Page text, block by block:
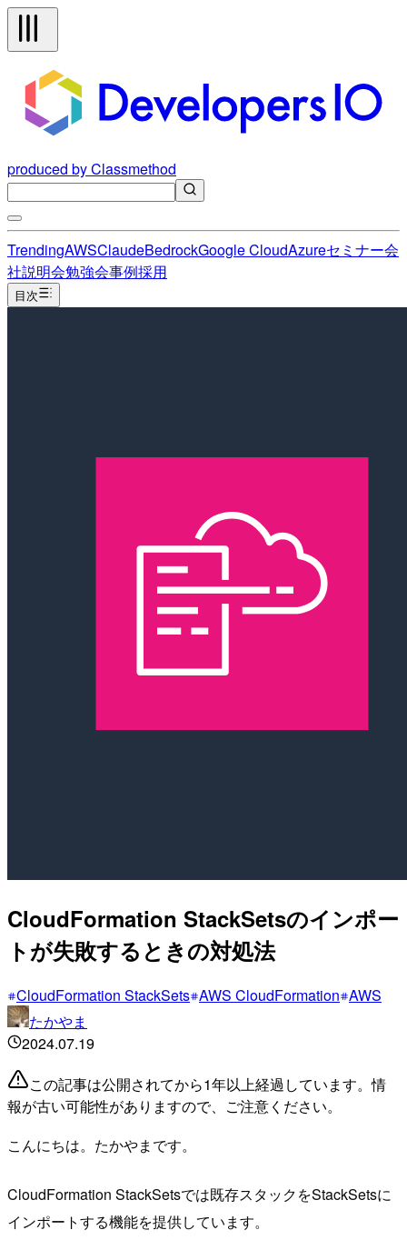
produced by Classmethod
TrendingAWSClaudeBedrockGoogle CloudAzureセミナー会
社説明会勉強会事例採用
目次
CloudFormation StackSetsのインポー
トが失敗するときの対処法
CloudFormation StackSets AWS CloudFormation AWS
たかやま
2024.07.19
この記事は公開されてから1年以上経過しています。情
報が古い可能性がありますので、ご注意ください。
こんにちは。たかやまです。
CloudFormation StackSetsでは既存スタックをStackSetsに
インポートする機能を提供しています。